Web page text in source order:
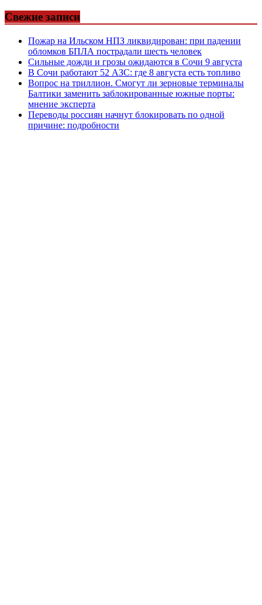
Свежие записи
Пожар на Ильском НПЗ ликвидирован: при падении
обломков БПЛА пострадали шесть человек
Сильные дожди и грозы ожидаются в Сочи 9 августа
В Сочи работают 52 АЗС: где 8 августа есть топливо
Вопрос на триллион. Смогут ли зерновые терминалы
Балтики заменить заблокированные южные порты:
мнение эксперта
Переводы россиян начнут блокировать по одной
причине: подробности